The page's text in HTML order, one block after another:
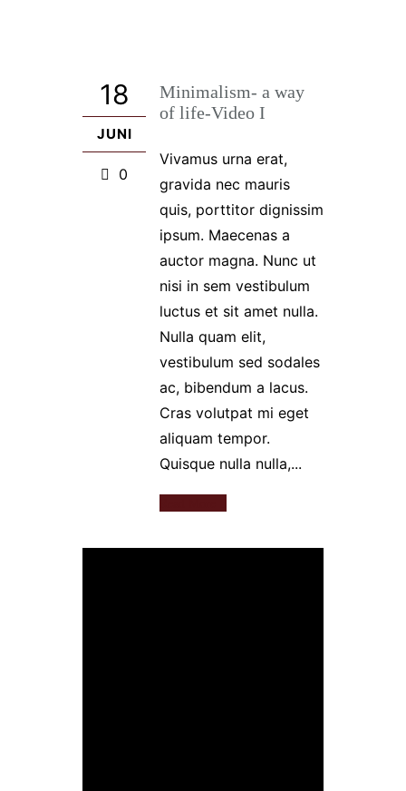
18
JUNI
0
Minimalism- a way
of life-Video I
Vivamus urna erat,
gravida nec mauris
quis, porttitor dignissim
ipsum. Maecenas a
auctor magna. Nunc ut
nisi in sem vestibulum
luctus et sit amet nulla.
Nulla quam elit,
vestibulum sed sodales
ac, bibendum a lacus.
Cras volutpat mi eget
aliquam tempor.
Quisque nulla nulla,...